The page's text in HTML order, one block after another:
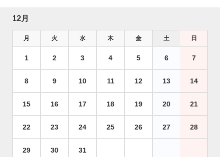
12月
月 火 水 木 金 土 日
1 2 3 4 5 6 7
8 9 10 11 12 13 14
15 16 17 18 19 20 21
22 23 24 25 26 27 28
29 30 31